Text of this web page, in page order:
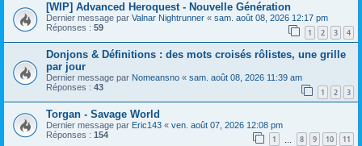
[WIP] Advanced Heroquest - Nouvelle Génération
Dernier message par Valnar Nightrunner « sam. août 08, 2026 12:17 pm
Réponses : 59 1 2 3 4
Donjons & Définitions : des mots croisés rôlistes, une grille
par jour
Dernier message par Nomeansno « sam. août 08, 2026 11:39 am
Réponses : 43 1 2 3
Torgan - Savage World
Dernier message par Eric143 « ven. août 07, 2026 12:08 pm
Réponses : 154 1 8 9 10 11